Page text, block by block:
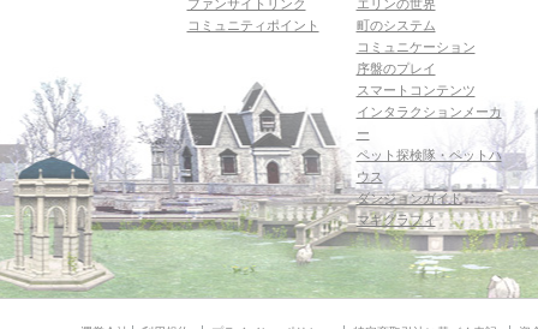
ファンサイトリンク
コミュニティポイント
エリンの世界
町のシステム
コミュニケーション
序盤のプレイ
スマートコンテンツ
インタラクションメーカ
ー
ペット探検隊・ペットハ
ウス
ダンジョンガイド
マギグラフィ